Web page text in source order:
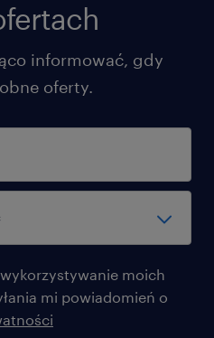
informować, gdy
oferty.
moich
mi powiadomień o